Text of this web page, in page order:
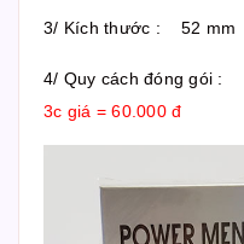
3/ Kích thước : 52 mm
4/ Quy cách đóng gói :
3c giá = 60.000 đ